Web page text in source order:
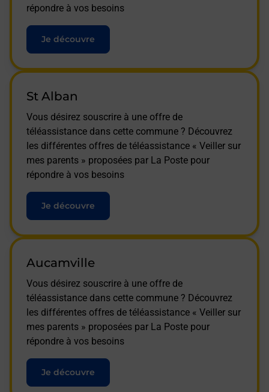
répondre à vos besoins
Je découvre
St Alban
Vous désirez souscrire à une offre de
téléassistance dans cette commune ? Découvrez
les différentes offres de téléassistance « Veiller sur
mes parents » proposées par La Poste pour
répondre à vos besoins
Je découvre
Aucamville
Vous désirez souscrire à une offre de
téléassistance dans cette commune ? Découvrez
les différentes offres de téléassistance « Veiller sur
mes parents » proposées par La Poste pour
répondre à vos besoins
Je découvre